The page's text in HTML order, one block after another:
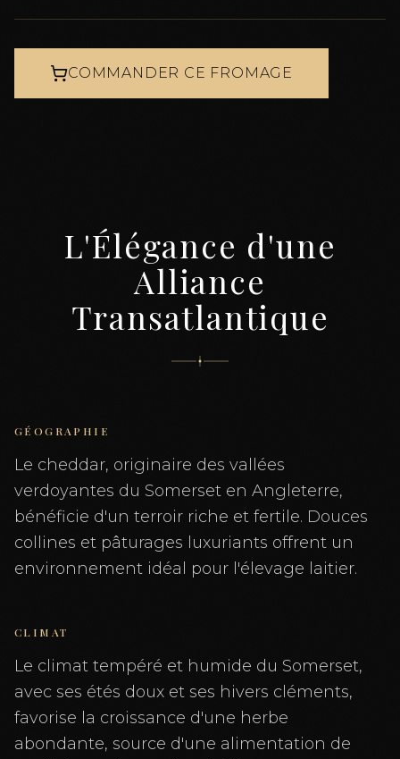
COMMANDER CE FROMAGE
L'Élégance d'une
Alliance
Transatlantique
GÉOGRAPHIE
Le cheddar, originaire des vallées
verdoyantes du Somerset en Angleterre,
bénéficie d'un terroir riche et fertile. Douces
collines et pâturages luxuriants offrent un
environnement idéal pour l'élevage laitier.
CLIMAT
Le climat tempéré et humide du Somerset,
avec ses étés doux et ses hivers cléments,
favorise la croissance d'une herbe
abondante, source d'une alimentation de